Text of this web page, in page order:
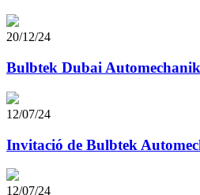
20/12/24
Bulbtek Dubai
12/07/24
Invitació de Bulbtek
12/07/24